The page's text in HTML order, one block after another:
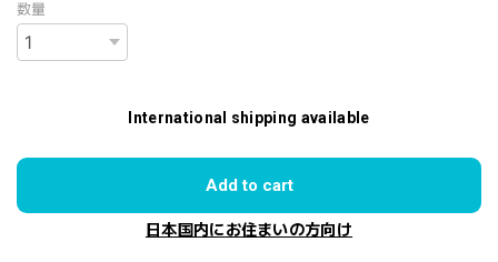
数量
International shipping available
Add to cart
日本国内にお住まいの方向け